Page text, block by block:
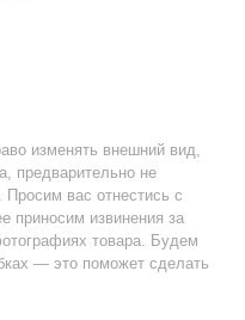
изменять внешний вид,
предварительно не
вас отнестись с
приносим извинения за
товара. Будем
— это поможет сделать